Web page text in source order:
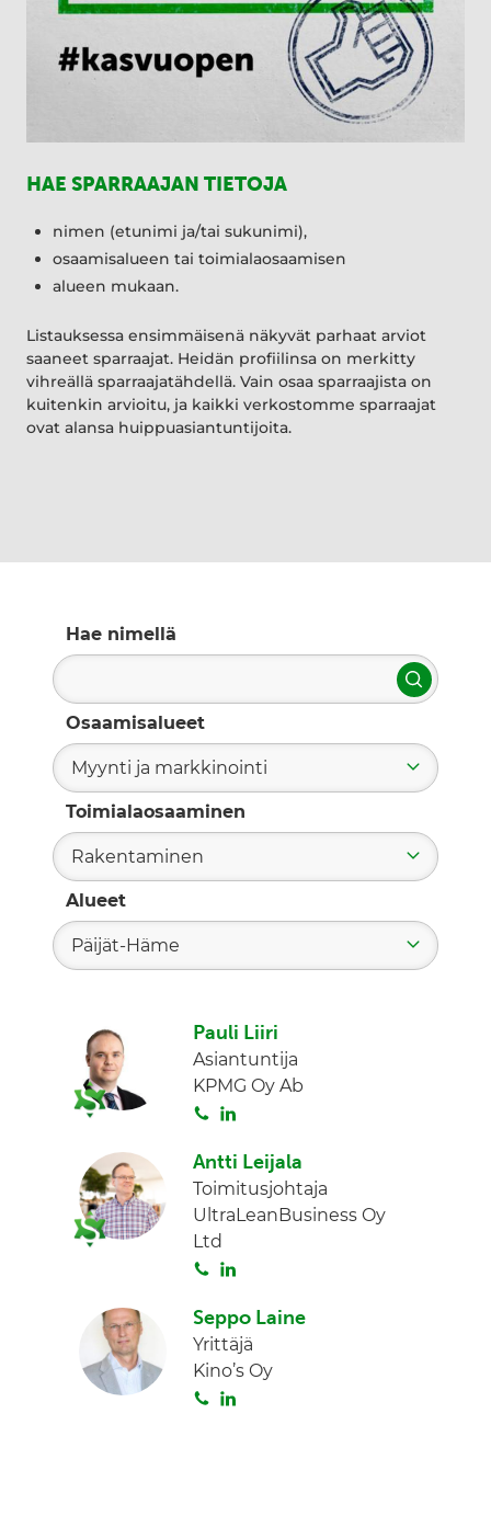
HAE SPARRAAJAN TIETOJA
nimen (etunimi ja/tai sukunimi),
osaamisalueen tai toimialaosaamisen
alueen mukaan.
Listauksessa ensimmäisenä näkyvät parhaat arviot
saaneet sparraajat. Heidän profiilinsa on merkitty
vihreällä sparraajatähdellä. Vain osaa sparraajista on
kuitenkin arvioitu, ja kaikki verkostomme sparraajat
ovat alansa huippuasiantuntijoita.
Hae nimellä
Hae
Osaamisalueet
Myynti ja markkinointi
Toimialaosaaminen
Rakentaminen
Alueet
Päijät-Häme
Pauli Liiri
Asiantuntija
KPMG Oy Ab
S
i
t
a
n
k
e
Antti Leijala
Toimitusjohtaja
UltraLeanBusiness Oy
Ltd
S
i
t
a
n
k
e
Seppo Laine
Yrittäjä
Kino’s Oy
S